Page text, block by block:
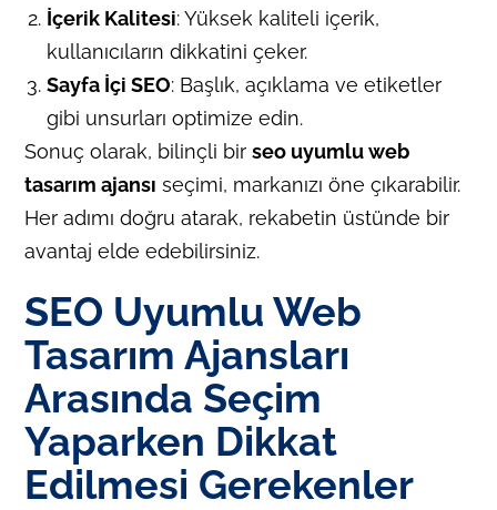
İçerik Kalitesi: Yüksek kaliteli içerik,
kullanıcıların dikkatini çeker.
Sayfa İçi SEO: Başlık, açıklama ve etiketler
gibi unsurları optimize edin.
Sonuç olarak, bilinçli birseo uyumlu web
tasarım ajansı seçimi, markanızı öne çıkarabilir.
Her adımı doğru atarak, rekabetin üstünde bir
avantaj elde edebilirsiniz.
SEO Uyumlu Web
Tasarım Ajansları
Arasında Seçim
Yaparken Dikkat
Edilmesi Gerekenler